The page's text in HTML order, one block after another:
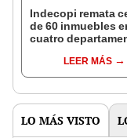
Indecopi remata
de 60 inmuebles
cuatro
fueron?LEER MÁS
LO MÁS VISTO